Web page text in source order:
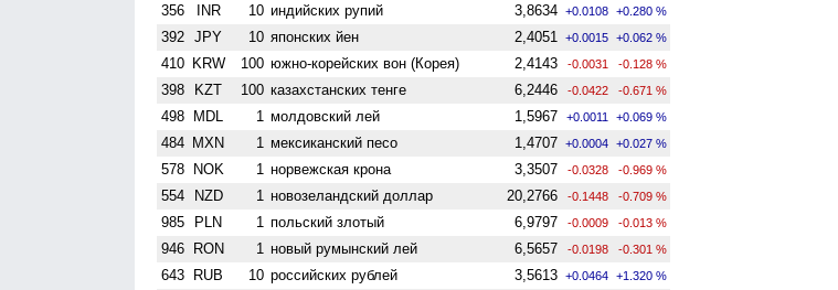
356 INR 10 индийских рупий 3,8634 +0.0108 +0.280 %
392 JPY 10 японских йен 2,4051 +0.0015 +0.062 %
410 KRW 100 южно-корейских вон (Корея) 2,4143 -0.0031 -0.128 %
398 KZT 100 казахстанских тенге 6,2446 -0.0422 -0.671 %
498 MDL 1 молдовский лей 1,5967 +0.0011 +0.069 %
484 MXN 1 мексиканский песо 1,4707 +0.0004 +0.027 %
578 NOK 1 норвежская крона 3,3507 -0.0328 -0.969 %
554 NZD 1 ново­зеландский доллар 20,2766 -0.1448 -0.709 %
985 PLN 1 польский злотый 6,9797 -0.0009 -0.013 %
946 RON 1 новый румынский лей 6,5657 -0.0198 -0.301 %
643 RUB 10 российских рублей 3,5613 +0.0464 +1.320 %